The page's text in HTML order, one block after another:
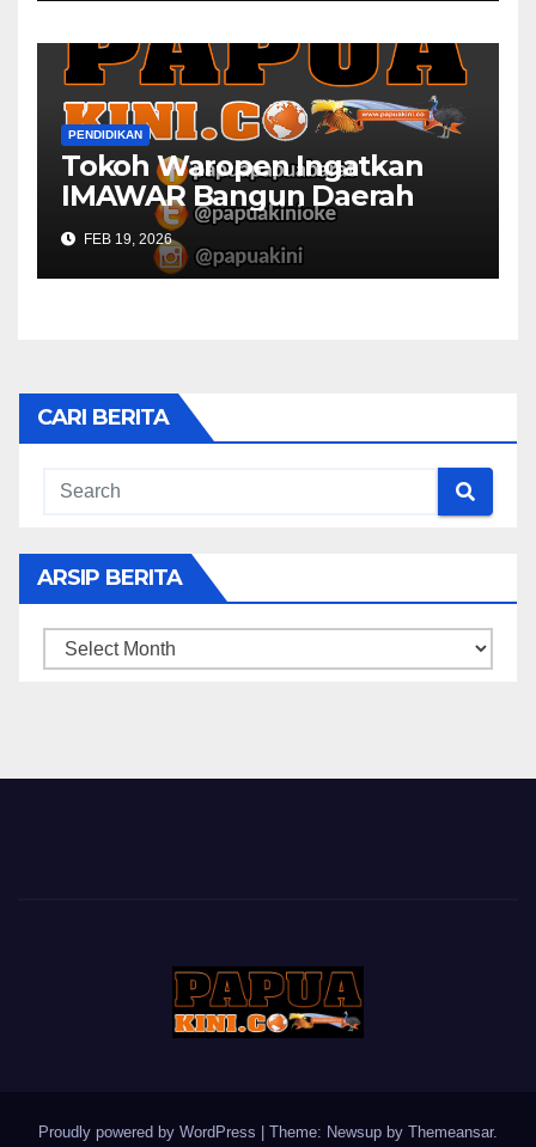
PENDIDIKAN
Tokoh Waropen Ingatkan
IMAWAR Bangun Daerah
FEB 19, 2026
CARI BERITA
ARSIP BERITA
ARSIP
Proudly powered by WordPress Theme: Newsup by Themeansar.